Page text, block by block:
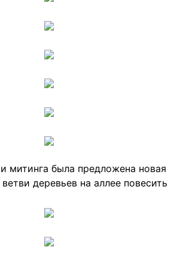
митинга была предложена новая
деревьев на аллее повесить